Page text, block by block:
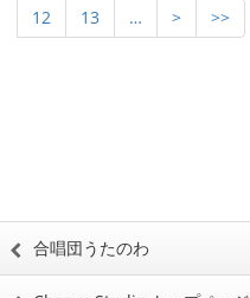
12
13 … > >>
合唱団うたのわ